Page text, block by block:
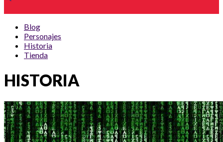
Blog
Personajes
Historia
Tienda
HISTORIA